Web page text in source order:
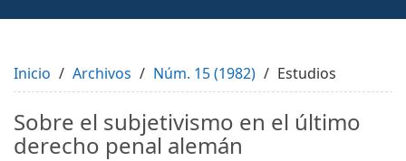
Inicio Archivos Núm. 15 (1982) Estudios
Sobre el subjetivismo en el último
derecho penal alemán